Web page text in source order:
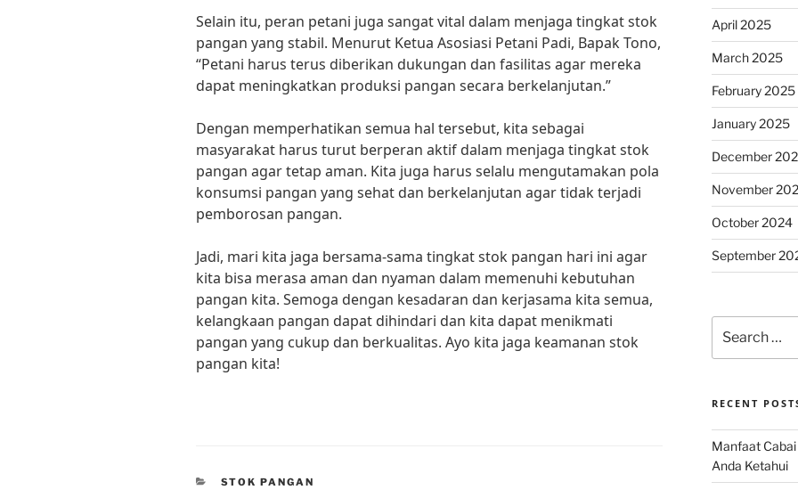
Selain itu, peran petani juga sangat vital dalam menjaga tingkat stok
pangan yang stabil. Menurut Ketua Asosiasi Petani Padi, Bapak Tono,
“Petani harus terus diberikan dukungan dan fasilitas agar mereka
dapat meningkatkan produksi pangan secara berkelanjutan.”
Dengan memperhatikan semua hal tersebut, kita sebagai
masyarakat harus turut berperan aktif dalam menjaga tingkat stok
pangan agar tetap aman. Kita juga harus selalu mengutamakan pola
konsumsi pangan yang sehat dan berkelanjutan agar tidak terjadi
pemborosan pangan.
Jadi, mari kita jaga bersama-sama tingkat stok pangan hari ini agar
kita bisa merasa aman dan nyaman dalam memenuhi kebutuhan
pangan kita. Semoga dengan kesadaran dan kerjasama kita semua,
kelangkaan pangan dapat dihindari dan kita dapat menikmati
pangan yang cukup dan berkualitas. Ayo kita jaga keamanan stok
pangan kita!
CATEGORIES
STOK PANGAN
April 2025
March 2025
February 2025
January 2025
December
November
October 2024
September
for:
RECENT
Manfaat
Anda Ketahui